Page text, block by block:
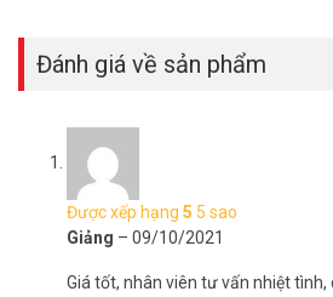
Đánh giá về sản phẩm
Được xếp hạng 5 5 sao
Giảng – 09/10/2021
Giá tốt, nhân viên tư vấn nhiệt tình,